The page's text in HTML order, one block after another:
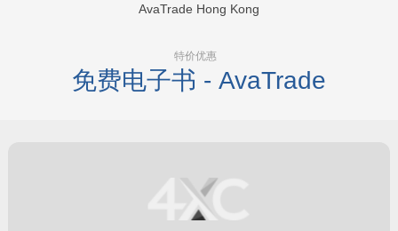
AvaTrade Hong Kong
特价优惠
免费电子书 - AvaTrade